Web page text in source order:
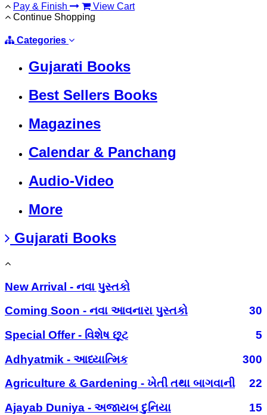
Pay & Finish
View Cart
Continue Shopping
Categories
Gujarati Books
Best Sellers Books
Magazines
Calendar & Panchang
Audio-Video
More
Gujarati Books
New Arrival - નવા પુસ્તકો
Coming Soon - નવા આવનારા પુસ્તકો
30
Special Offer - વિશેષ છૂટ
5
Adhyatmik - આધ્યાત્મિક
300
Agriculture & Gardening - ખેતી તથા બાગવાની
22
Ajayab Duniya - અજાયબ દુનિયા
15